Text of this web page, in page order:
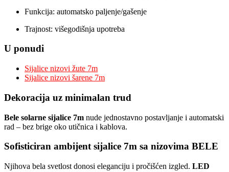
Funkcija: automatsko paljenje/gašenje
Trajnost: višegodišnja upotreba
U ponudi
Sijalice nizovi žute 7m
Sijalice nizovi šarene 7m
Dekoracija uz minimalan trud
Bele solarne sijalice 7m nude jednostavno postavljanje i automatski
rad – bez brige oko utičnica i kablova.
Sofisticiran ambijent sijalice 7m sa nizovima BELE
Njihova bela svetlost donosi eleganciju i pročišćen izgled. LED